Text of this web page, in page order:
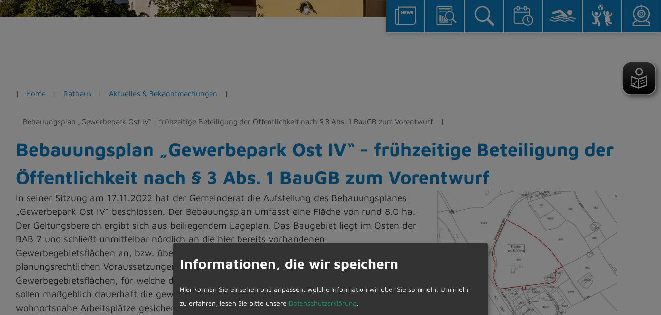
e
n
Home Rathaus Aktuelles & Bekanntmachungen
Bebauungsplan „Gewerbepark Ost IV“ - frühzeitige Beteiligung der Öffentlichkeit nach § 3 Abs. 1 BauGB zum Vorentwurf
Bebauungsplan „Gewerbepark Ost IV“ - frühzeitige Beteiligung der
Öffentlichkeit nach § 3 Abs. 1 BauGB zum Vorentwurf
In seiner Sitzung am 17.11.2022 hat der Gemeinderat die Aufstellung des Bebauungsplanes
„Gewerbepark Ost IV“ beschlossen. Der Bebauungsplan umfasst eine Fläche von rund 8,0 ha.
Der Geltungsbereich ergibt sich aus beiliegendem Lageplan. Das Baugebiet liegt im Osten der
BAB 7 und schließt unmittelbar nördlich an die hier bereits vorhandenen
Gewerbegebietsflächen an, bzw. überlagert diese kleinflächig. Ziel ist die Schaffung der
planungsrechtlichen Voraussetzungen für die Entwicklung bedarfsgerechter
Gewerbegebietsflächen, für welche der Gemeinde bereits Anfragen vorliegen. Mit der Planung
sollen maßgeblich dauerhaft die gewerblichen Strukturen der Gemeinde gestärkt und
wohnortsnahe Arbeitsplätze gesichert werden. Ergänzend hat der Gemeinderat bei seiner
Informationen, die wir speichern
Hier können Sie einsehen und anpassen, welche Information wir über Sie sammeln. Um mehr
zu erfahren, lesen Sie bitte unsere Datenschutzerklärung.